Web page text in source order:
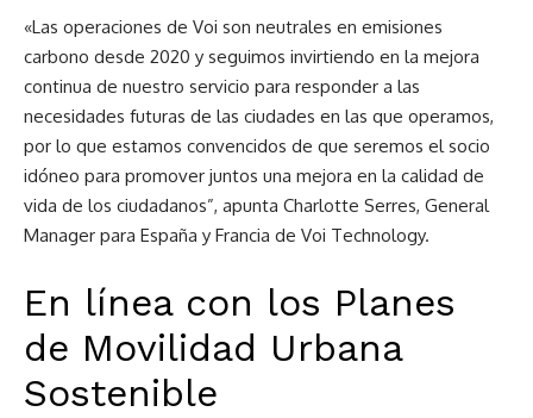
«Las operaciones de Voi son neutrales en emisiones
carbono desde 2020 y seguimos invirtiendo en la mejora
continua de nuestro servicio para responder a las
necesidades futuras de las ciudades en las que operamos,
por lo que estamos convencidos de que seremos el socio
idóneo para promover juntos una mejora en la calidad de
vida de los ciudadanos”, apunta Charlotte Serres, General
Manager para España y Francia de Voi Technology.
En línea con los Planes
de Movilidad Urbana
Sostenible